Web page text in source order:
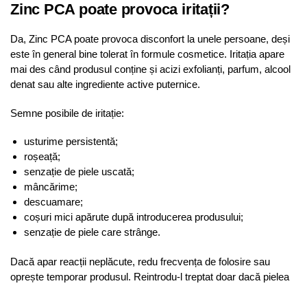
Zinc PCA poate provoca iritații?
Da, Zinc PCA poate provoca disconfort la unele persoane, deși
este în general bine tolerat în formule cosmetice. Iritația apare
mai des când produsul conține și acizi exfolianți, parfum, alcool
denat sau alte ingrediente active puternice.
Semne posibile de iritație:
usturime persistentă;
roșeață;
senzație de piele uscată;
mâncărime;
descuamare;
coșuri mici apărute după introducerea produsului;
senzație de piele care strânge.
Dacă apar reacții neplăcute, redu frecvența de folosire sau
oprește temporar produsul. Reintrodu-l treptat doar dacă pielea